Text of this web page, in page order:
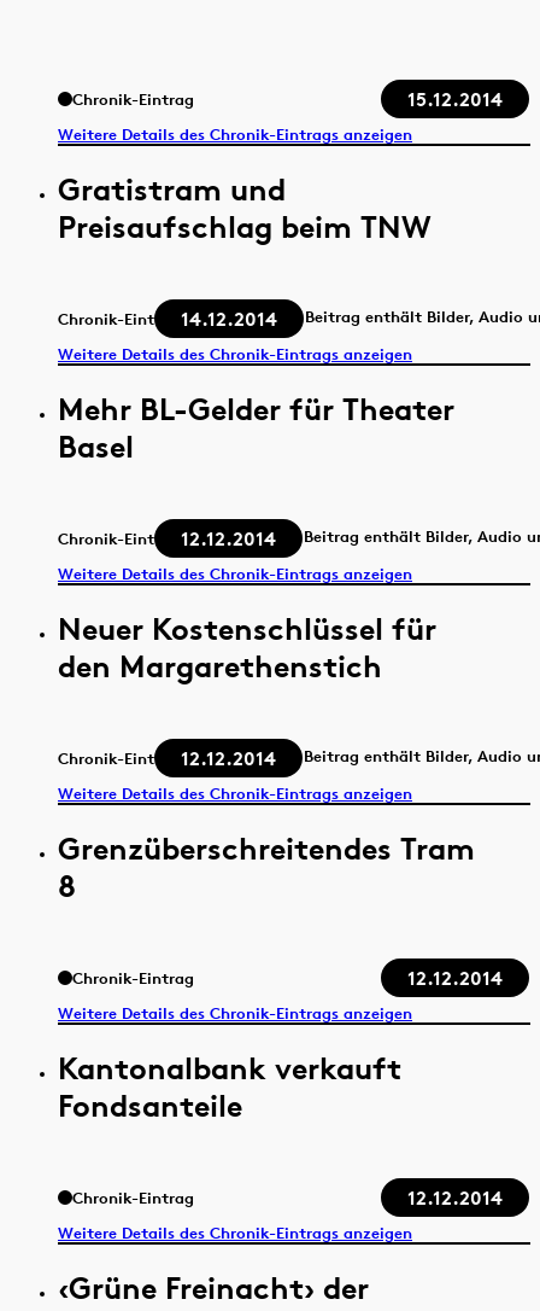
Chronik-Eintrag 15.12.2014
Weitere Details des Chronik-Eintrags anzeigen
Gratistram und
Preisaufschlag beim TNW
Chronik-Eintrag 14.12.2014
Beitrag enthält Bilder, Audio
Weitere Details des Chronik-Eintrags anzeigen
Mehr BL-Gelder für Theater
Basel
Chronik-Eintrag 12.12.2014
Beitrag enthält Bilder, Audio
Weitere Details des Chronik-Eintrags anzeigen
Neuer Kostenschlüssel für
den Margarethenstich
Chronik-Eintrag 12.12.2014
Beitrag enthält Bilder, Audio
Weitere Details des Chronik-Eintrags anzeigen
Grenzüberschreitendes Tram
8
Chronik-Eintrag 12.12.2014
Weitere Details des Chronik-Eintrags anzeigen
Kantonalbank verkauft
Fondsanteile
Chronik-Eintrag 12.12.2014
Weitere Details des Chronik-Eintrags anzeigen
‹Grüne Freinacht› der